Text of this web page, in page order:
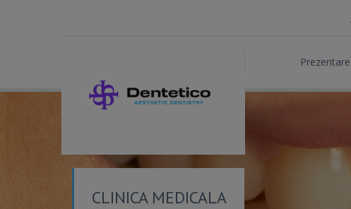
Prezentare
CLINICA MEDICALA